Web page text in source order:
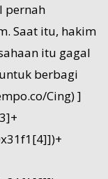
pernah
Saat itu, hakim
itu gagal
berbagi
Cing) ]